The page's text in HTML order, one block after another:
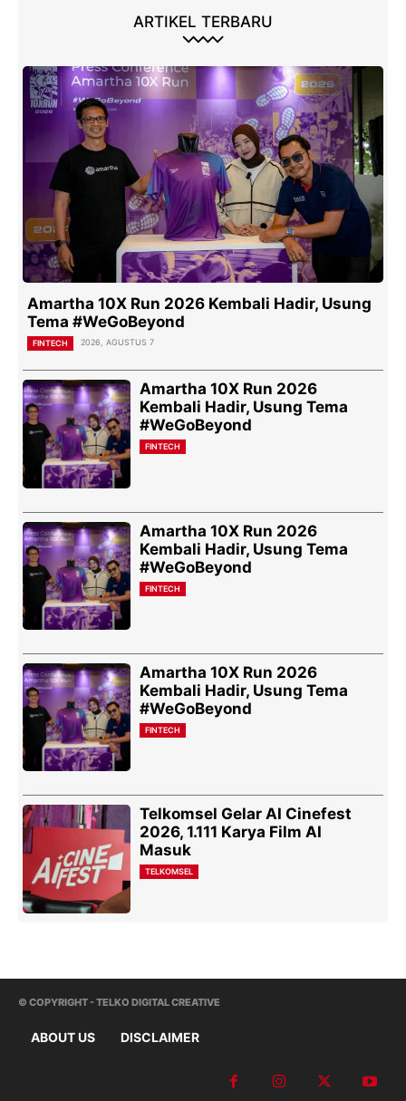
ARTIKEL TERBARU
Amartha 10X Run 2026 Kembali Hadir, Usung
Tema #WeGoBeyond
FINTECH 2026, AGUSTUS 7
Amartha 10X Run 2026
Kembali Hadir, Usung Tema
#WeGoBeyond
FINTECH
Amartha 10X Run 2026
Kembali Hadir, Usung Tema
#WeGoBeyond
FINTECH
Amartha 10X Run 2026
Kembali Hadir, Usung Tema
#WeGoBeyond
FINTECH
Telkomsel Gelar AI Cinefest
2026, 1.111 Karya Film AI
Masuk
TELKOMSEL
© COPYRIGHT - TELKO DIGITAL CREATIVE
ABOUT US DISCLAIMER